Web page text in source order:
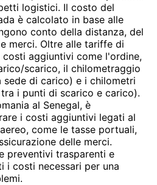
logistici. Il costo del
è calcolato in base alle
conto della distanza, del
merci. Oltre alle tariffe di
aggiuntivi come l'ordine,
scarico, il chilometraggio
di carico) e i chilometri
i punti di scarico e carico).
al Senegal, è
i costi aggiuntivi legati al
come le tasse portuali,
delle merci.
preventivi trasparenti e
i costi necessari per una